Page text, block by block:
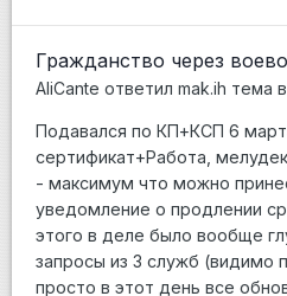
Гражданство через
AliCante ответил mak.ih тема в
Подавался по КП+КСП 6
сертификат+Работа,
- максимум что можно
уведомление о продлении
этого в деле было вообще
запросы из 3 служб (видимо
просто в этот день все